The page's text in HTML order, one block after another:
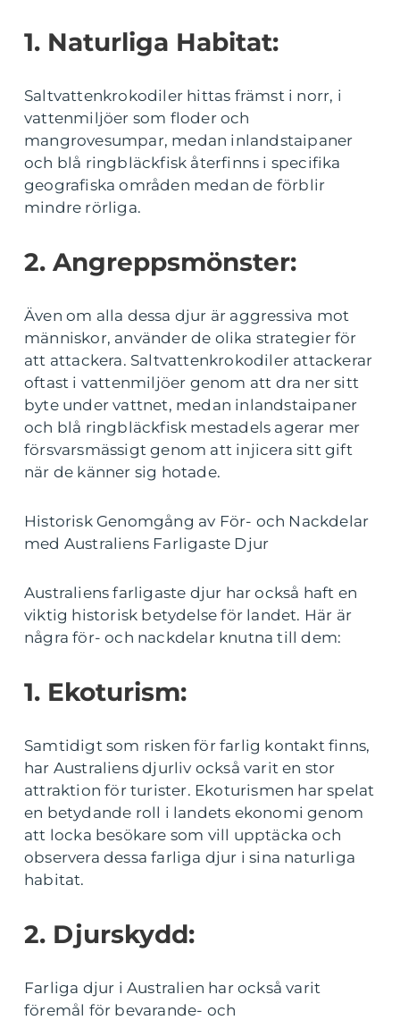
1. Naturliga Habitat:
Saltvattenkrokodiler hittas främst i norr, i
vattenmiljöer som floder och
mangrovesumpar, medan inlandstaipaner
och blå ringbläckfisk återfinns i specifika
geografiska områden medan de förblir
mindre rörliga.
2. Angreppsmönster:
Även om alla dessa djur är aggressiva mot
människor, använder de olika strategier för
att attackera. Saltvattenkrokodiler attackerar
oftast i vattenmiljöer genom att dra ner sitt
byte under vattnet, medan inlandstaipaner
och blå ringbläckfisk mestadels agerar mer
försvarsmässigt genom att injicera sitt gift
när de känner sig hotade.
Historisk Genomgång av För- och Nackdelar
med Australiens Farligaste Djur
Australiens farligaste djur har också haft en
viktig historisk betydelse för landet. Här är
några för- och nackdelar knutna till dem:
1. Ekoturism:
Samtidigt som risken för farlig kontakt finns,
har Australiens djurliv också varit en stor
attraktion för turister. Ekoturismen har spelat
en betydande roll i landets ekonomi genom
att locka besökare som vill upptäcka och
observera dessa farliga djur i sina naturliga
habitat.
2. Djurskydd:
Farliga djur i Australien har också varit
föremål för bevarande- och